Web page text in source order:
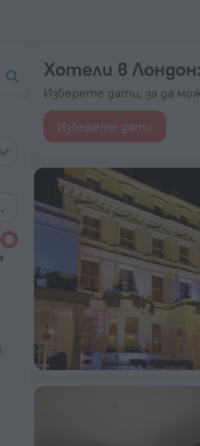
Хотели в Лондон
Изберете дати, за да
Изберете дати
2026 от 141 лв. –